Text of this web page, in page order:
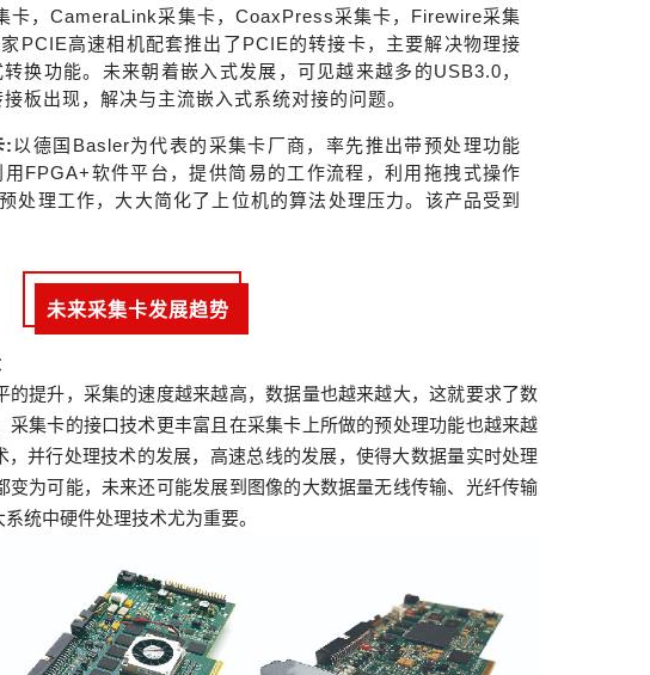
卡，CameraLink采集卡，CoaxPress采集卡，Firewire采集
PCIE高速相机配套推出了PCIE的转接卡，主要解决物理接
换功能。未来朝着嵌入式发展，可见越来越多的USB3.0，
板出现，解决与主流嵌入式系统对接的问题。
:以德国Basler为代表的采集卡厂商，率先推出带预处理功能
FPGA+软件平台，提供简易的工作流程，利用拖拽式操作
处理工作，大大简化了上位机的算法处理压力。该产品受到
未来采集卡发展趋势
的提升，采集的速度越来越高，数据量也越来越大，这就要求了数
采集卡的接口技术更丰富且在采集卡上所做的预处理功能也越来越
，并行处理技术的发展，高速总线的发展，使得大数据量实时处理
变为可能，未来还可能发展到图像的大数据量无线传输、光纤传输
统中硬件处理技术尤为重要。